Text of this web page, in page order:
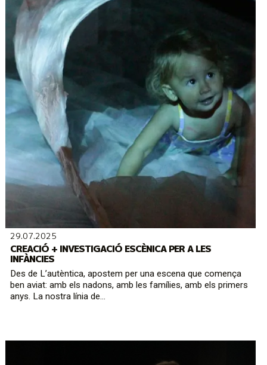
29.07.2025
CREACIÓ + INVESTIGACIÓ ESCÈNICA PER A LES
INFÀNCIES
Des de L’autèntica, apostem per una escena que comença
ben aviat: amb els nadons, amb les famílies, amb els primers
anys. La nostra línia de...